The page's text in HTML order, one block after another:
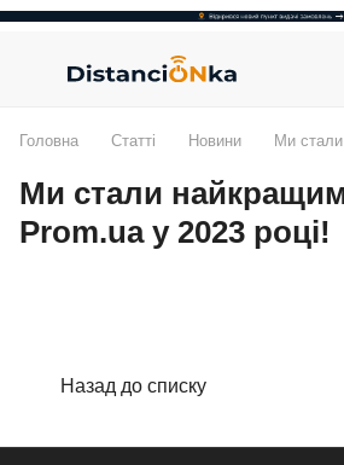
Головна Статті Новини Ми
Ми стали
Prom.ua у 2023 році!
Назад до списку